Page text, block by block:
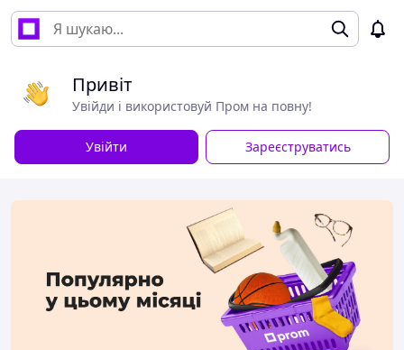
Привіт
Увійди і використовуй Пром на повну!
Увійти Зареєструватись